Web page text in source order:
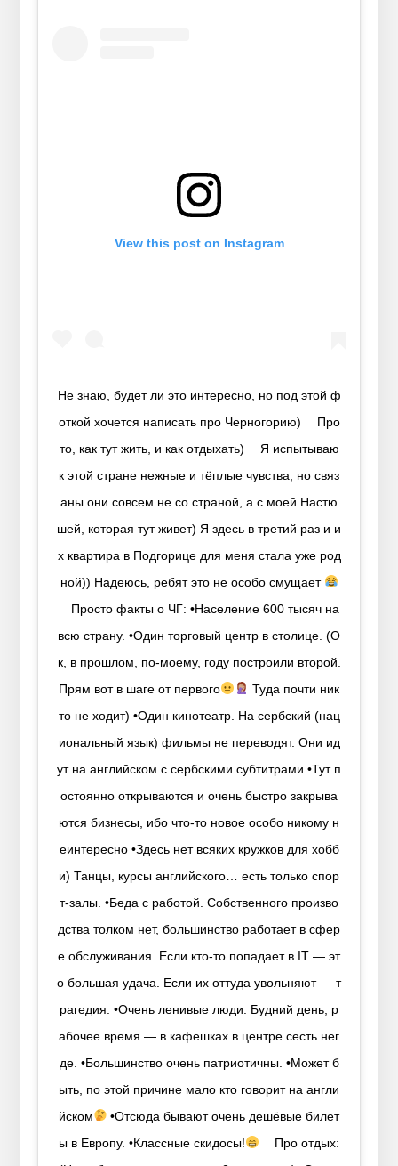
View this post on Instagram
Не знаю, будет ли это интересно, но под этой ф
откой хочется написать про Черногорию) ⠀ Про
то, как тут жить, и как отдыхать) ⠀ Я испытываю
к этой стране нежные и тёплые чувства, но связ
аны они совсем не со страной, а с моей Настю
шей, которая тут живет) Я здесь в третий раз и и
х квартира в Подгорице для меня стала уже род
ной)) Надеюсь, ребят это не особо смущает
⠀ Просто факты о ЧГ: •Население 600 тысяч на
всю страну. •Один торговый центр в столице. (О
к, в прошлом, по-моему, году построили второй.
Прям вот в шаге от первого
Туда почти ник
то не ходит) •Один кинотеатр. На сербский (нац
иональный язык) фильмы не переводят. Они ид
ут на английском с сербскими субтитрами •Тут п
остоянно открываются и очень быстро закрыва
ются бизнесы, ибо что-то новое особо никому н
еинтересно •Здесь нет всяких кружков для хобб
и) Танцы, курсы английского… есть только спор
т-залы. •Беда с работой. Собственного произво
дства толком нет, большинство работает в сфер
е обслуживания. Если кто-то попадает в IT — эт
о большая удача. Если их оттуда увольняют — т
рагедия. •Очень ленивые люди. Будний день, р
абочее время — в кафешках в центре сесть нег
де. •Большинство очень патриотичны. •Может б
ыть, по этой причине мало кто говорит на англи
йском
•Отсюда бывают очень дешёвые билет
ы в Европу. •Классные скидосы!
⠀ Про отдых: